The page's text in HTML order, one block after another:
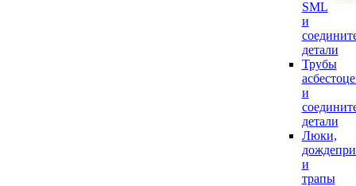
SML
и
детали
Трубы
и
детали
Люки,
и
трапы